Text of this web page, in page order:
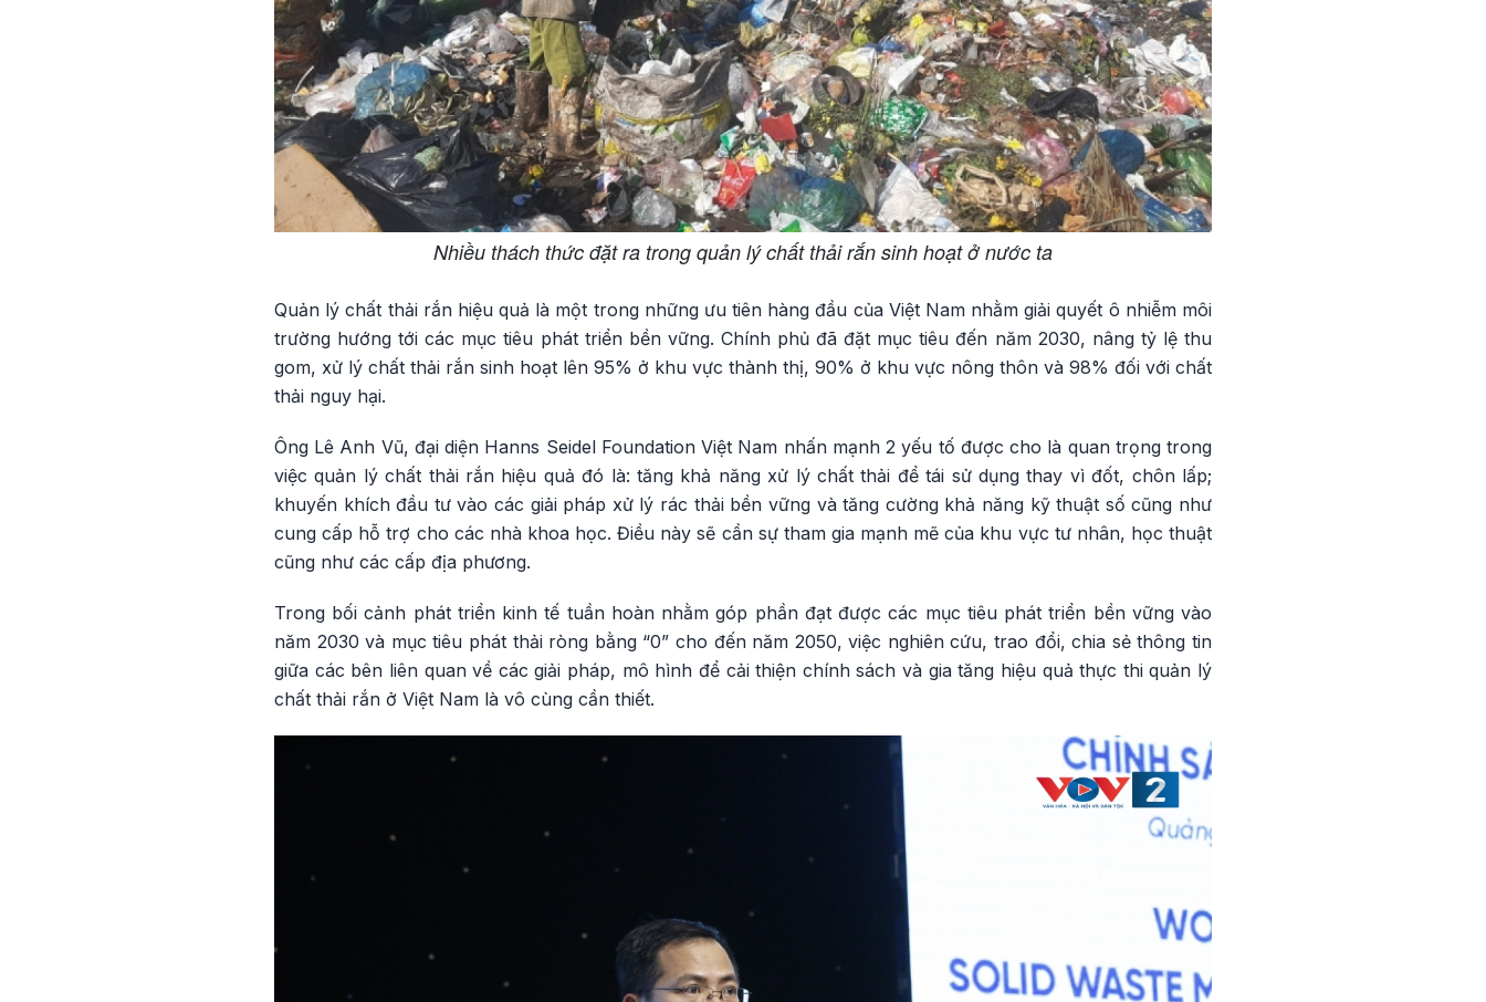
Nhiều thách thức đặt ra trong quản lý chất thải rắn sinh hoạt ở nước ta
Quản lý chất thải rắn hiệu quả là một trong những ưu tiên hàng đầu của Việt Nam nhằm giải quyết ô nhiễm môi
trường hướng tới các mục tiêu phát triển bền vững. Chính phủ đã đặt mục tiêu đến năm 2030, nâng tỷ lệ thu
gom, xử lý chất thải rắn sinh hoạt lên 95% ở khu vực thành thị, 90% ở khu vực nông thôn và 98% đối với chất
thải nguy hại.
Ông Lê Anh Vũ, đại diện Hanns Seidel Foundation Việt Nam nhấn mạnh 2 yếu tố được cho là quan trọng trong
việc quản lý chất thải rắn hiệu quả đó là: tăng khả năng xử lý chất thải để tái sử dụng thay vì đốt, chôn lấp;
khuyến khích đầu tư vào các giải pháp xử lý rác thải bền vững và tăng cường khả năng kỹ thuật số cũng như
cung cấp hỗ trợ cho các nhà khoa học. Điều này sẽ cần sự tham gia mạnh mẽ của khu vực tư nhân, học thuật
cũng như các cấp địa phương.
Trong bối cảnh phát triển kinh tế tuần hoàn nhằm góp phần đạt được các mục tiêu phát triển bền vững vào
năm 2030 và mục tiêu phát thải ròng bằng “0” cho đến năm 2050, việc nghiên cứu, trao đổi, chia sẻ thông tin
giữa các bên liên quan về các giải pháp, mô hình để cải thiện chính sách và gia tăng hiệu quả thực thi quản lý
chất thải rắn ở Việt Nam là vô cùng cần thiết.